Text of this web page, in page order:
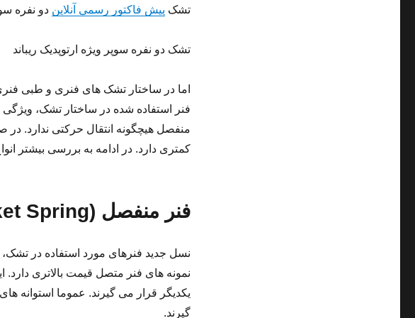
تشک پیش فاکتور رسمی آنلاین دو نفره
تشک دو نفره سوپر ویژه ارتوپدیک ریباند
اما در ساختار تشک های فنری و طبی
فنر استفاده شده در ساختار تشک،
منفصل هیچگونه انتقال حرکتی ندارد.
کمتری دارد. در ادامه به بررسی بیشتر
فنر منفصل (Pocket Spring)
نسل جدید فنرهای مورد استفاده در
نمونه های فنر متصل قیمت بالاتری دارد.
یکدیگر قرار می گیرند. عموما
گیرند.